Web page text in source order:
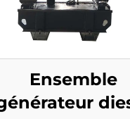
Ensemble